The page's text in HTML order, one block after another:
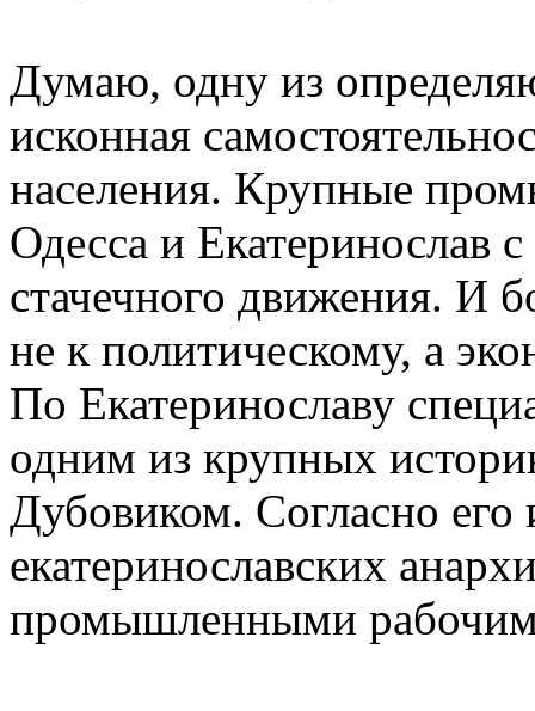
Думаю, одну из
исконная
населения. Крупные
Одесса и Екатеринослав
стачечного движения. И
не к политическому, а
По Екатеринославу
одним из крупных
Дубовиком. Согласно его
екатеринославских
промышленными